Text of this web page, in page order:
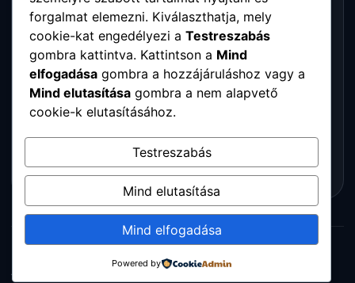
Tolna megye
Vas megye
Veszprém megye
Adatkezelési tájékoztató
Impresszum
forgalmat elemezni. Kiválaszthatja, mely
cookie-kat engedélyezi a Testreszabás
gombra kattintva. Kattintson a Mind
elfogadása gombra a hozzájáruláshoz vagy a
Mind elutasítása gombra a nem alapvető
cookie-k elutasításához.
Testreszabás
Mind elutasítása
Mind elfogadása
Powered by